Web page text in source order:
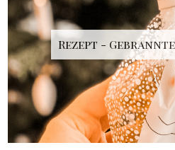
Rezept -